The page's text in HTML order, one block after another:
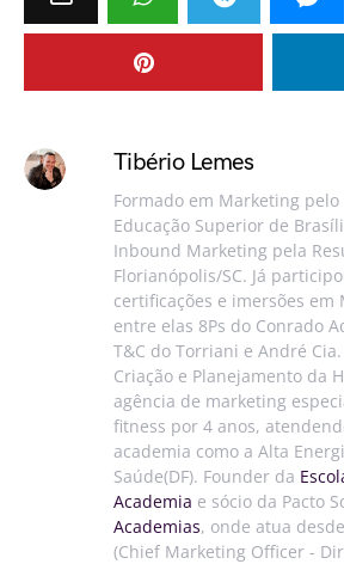
Tibério Lemes
Formado em Marketing
Educação Superior de
Inbound Marketing pela
Florianópolis/SC. Já
certificações e imersões em
entre elas 8Ps do Conrado
T&C do Torriani e André
Criação e Planejamento da
agência de marketing
fitness por 4 anos,
academia como a Alta
Saúde(DF). Founder da
Academia e sócio da Pacto
Academias, onde atua
(Chief Marketing Officer -